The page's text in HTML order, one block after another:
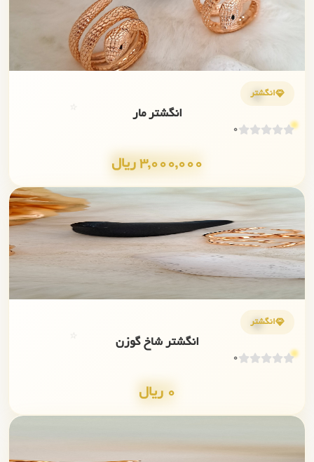
انگشتر
انگشتر مار
0
3,000,000 ریال
💎
انگشتر
انگشتر شاخ گوزن
0
0 ریال
💎